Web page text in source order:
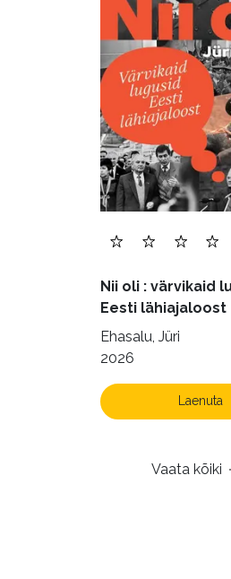
Nii oli : värvikaid
Eesti lähiajaloost
Ehasalu, Jüri
2026
Laenuta
Vaata kõiki